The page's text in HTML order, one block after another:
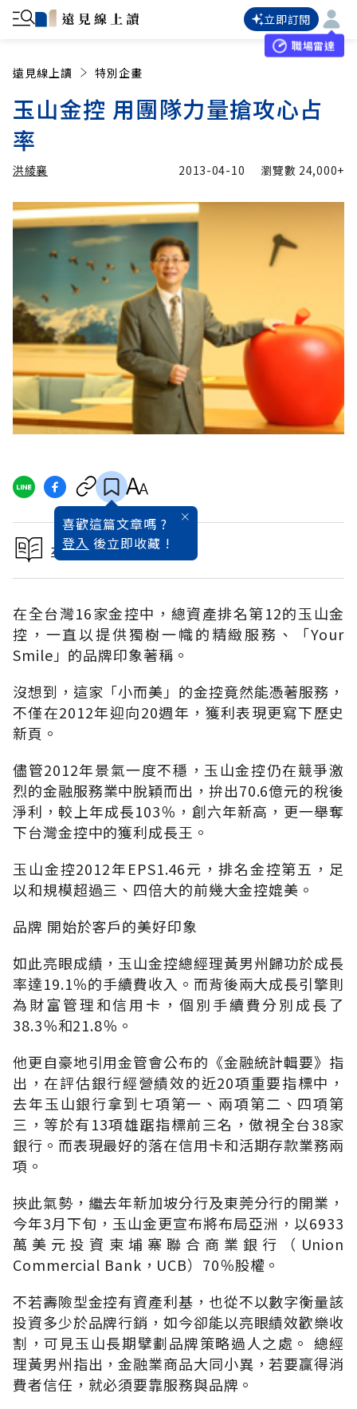
立即訂閱
職場雷達
遠見線上讀 特別企畫
玉山金控 用團隊力量搶攻心占
率
洪綾襄
洪綾襄 加入追蹤
2013-04-10 瀏覽數 24,000+
喜歡這篇文章嗎 ?
登入 後立即收藏 !
本文出自2013品牌特刊
在全台灣16家金控中，總資產排名第12的玉山金
控，一直以提供獨樹一幟的精緻服務、「Your
Smile」的品牌印象著稱。
沒想到，這家「小而美」的金控竟然能憑著服務，
不僅在2012年迎向20週年，獲利表現更寫下歷史
新頁。
儘管2012年景氣一度不穩，玉山金控仍在競爭激
烈的金融服務業中脫穎而出，拚出70.6億元的稅後
淨利，較上年成長103％，創六年新高，更一舉奪
下台灣金控中的獲利成長王。
玉山金控2012年EPS1.46元，排名金控第五，足
以和規模超過三、四倍大的前幾大金控媲美。
品牌 開始於客戶的美好印象
如此亮眼成績，玉山金控總經理黃男州歸功於成長
率達19.1％的手續費收入。而背後兩大成長引擎則
為財富管理和信用卡，個別手續費分別成長了
38.3％和21.8％。
他更自豪地引用金管會公布的《金融統計輯要》指
出，在評估銀行經營績效的近20項重要指標中，
去年玉山銀行拿到七項第一、兩項第二、四項第
三，等於有13項雄踞指標前三名，傲視全台38家
銀行。而表現最好的落在信用卡和活期存款業務兩
項。
挾此氣勢，繼去年新加坡分行及東莞分行的開業，
今年3月下旬，玉山金更宣布將布局亞洲，以6933
萬美元投資柬埔寨聯合商業銀行（Union
Commercial Bank，UCB）70％股權。
不若壽險型金控有資產利基，也從不以數字衡量該
投資多少於品牌行銷，如今卻能以亮眼績效歡樂收
割，可見玉山長期擘劃品牌策略過人之處。 總經
理黃男州指出，金融業商品大同小異，若要贏得消
費者信任，就必須要靠服務與品牌。